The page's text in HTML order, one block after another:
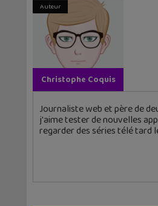
Auteur
Christophe Coquis
Journaliste web et père de
j'aime tester de nouvelles
regarder des séries télé tard